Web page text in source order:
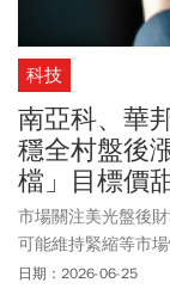
科技
南亞科、華
穩全村盤後
檔」目標價
市場關注美光盤後
可能維持緊縮等市
斯達克與標普500、
日期：2026-06-25